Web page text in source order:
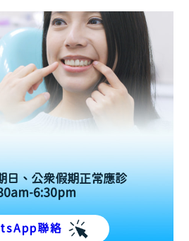
日、公眾假期正常應診
6:30pm
聯絡